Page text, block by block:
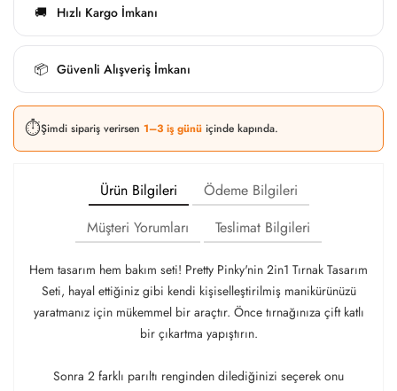
🚚 Hızlı Kargo İmkanı
📦 Güvenli Alışveriş İmkanı
⏱️Şimdi sipariş verirsen 1–3 iş günü içinde kapında.
Ürün Bilgileri
Ödeme Bilgileri
Müşteri Yorumları
Teslimat Bilgileri
Hem tasarım hem bakım seti! Pretty Pinky'nin 2in1 Tırnak Tasarım
Seti, hayal ettiğiniz gibi kendi kişiselleştirilmiş manikürünüzü
yaratmanız için mükemmel bir araçtır. Önce tırnağınıza çift katlı
bir çıkartma yapıştırın.
Sonra 2 farklı parıltı renginden dilediğinizi seçerek onu